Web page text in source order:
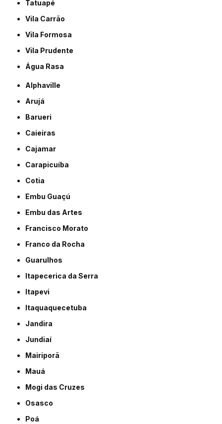
Tatuapé
Vila Carrão
Vila Formosa
Vila Prudente
Água Rasa
Alphaville
Arujá
Barueri
Caieiras
Cajamar
Carapicuíba
Cotia
Embu Guaçú
Embu das Artes
Francisco Morato
Franco da Rocha
Guarulhos
Itapecerica da Serra
Itapevi
Itaquaquecetuba
Jandira
Jundiaí
Mairiporã
Mauá
Mogi das Cruzes
Osasco
Poá